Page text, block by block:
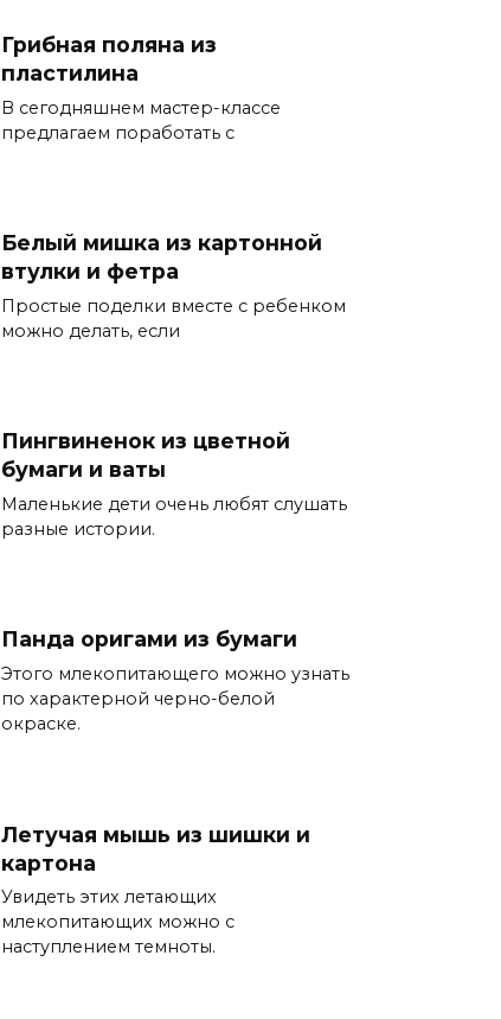
Грибная поляна из
пластилина
В сегодняшнем мастер-классе
предлагаем поработать с
Белый мишка из картонной
втулки и фетра
Простые поделки вместе с ребенком
можно делать, если
Пингвиненок из цветной
бумаги и ваты
Маленькие дети очень любят слушать
разные истории.
Панда оригами из бумаги
Этого млекопитающего можно узнать
по характерной черно-белой
окраске.
Летучая мышь из шишки и
картона
Увидеть этих летающих
млекопитающих можно с
наступлением темноты.